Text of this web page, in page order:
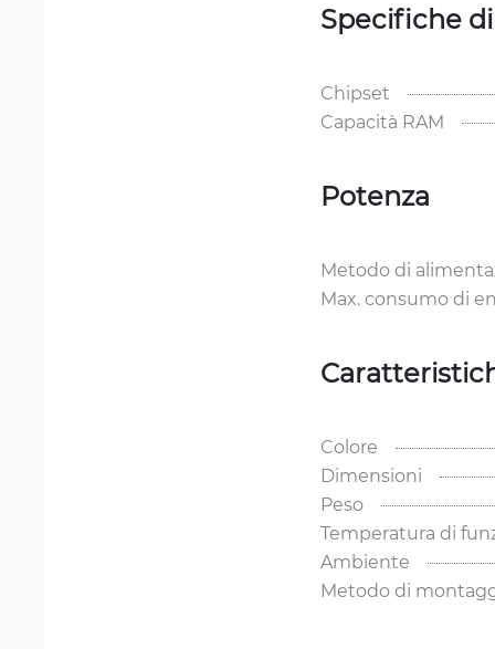
Specifiche
Chipset
Capacità RAM
Potenza
Metodo di
Max. consumo di
Colore
Dimensioni
Peso
Temperatura di
Ambiente
Metodo di